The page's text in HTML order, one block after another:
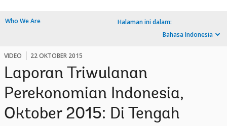
Who We Are
Halaman ini dalam:
Bahasa Indonesia
VIDEO 22 OKTOBER 2015
Laporan Triwulanan
Perekonomian Indonesia,
Oktober 2015: Di Tengah